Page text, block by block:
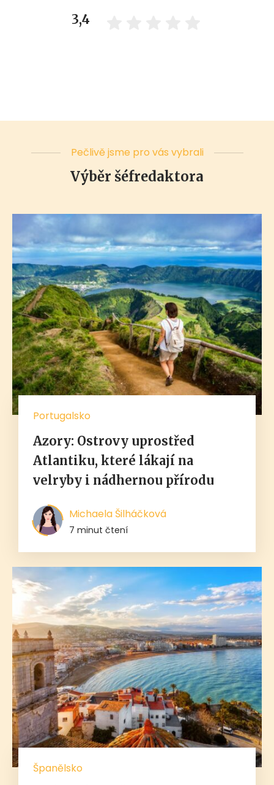
3,4
Pečlivě jsme pro vás vybrali
Výběr šéfredaktora
Portugalsko
Azory: Ostrovy uprostřed
Atlantiku, které lákají na
velryby i nádhernou přírodu
Michaela Šilháčková
7 minut čtení
Španělsko